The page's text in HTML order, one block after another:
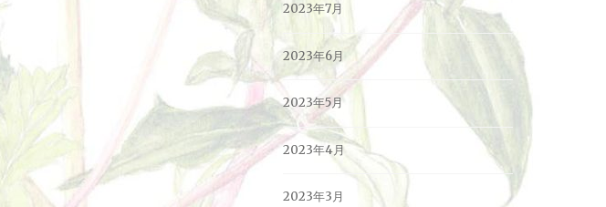
2023年7月
2023年6月
2023年5月
2023年4月
2023年3月